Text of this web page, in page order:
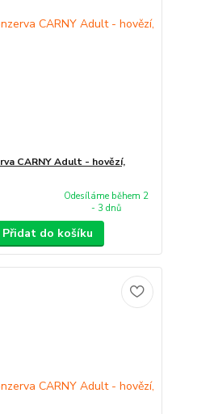
CARNY Adult - hovězí,
Odesíláme během 2
- 3 dnů
Přidat do košíku